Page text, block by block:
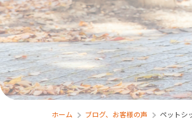
ホーム ブログ、お客様の声 ペット